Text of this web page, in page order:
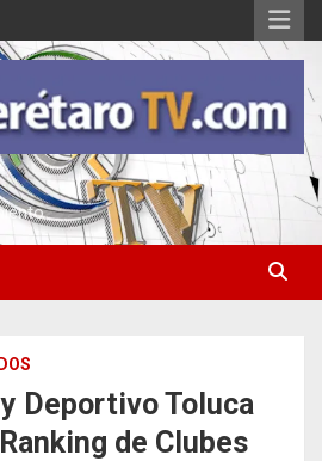
Deportivo Toluca
de Clubes